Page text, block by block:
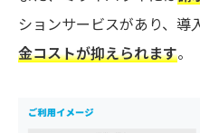
ションサービスがあり、導
金コストが抑えられます。